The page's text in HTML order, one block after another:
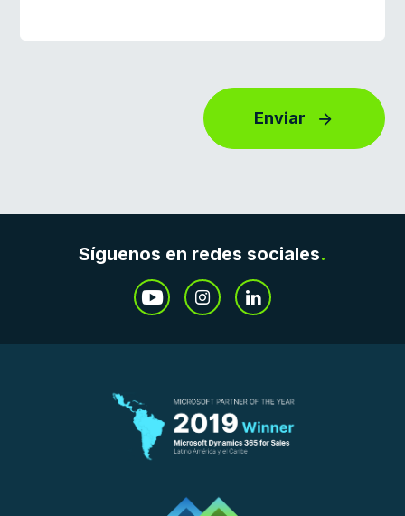
Enviar
Síguenos en redes sociales.